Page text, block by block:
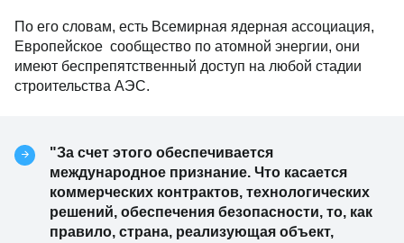
По его словам, есть Всемирная ядерная ассоциация,
Европейское сообщество по атомной энергии, они
имеют беспрепятственный доступ на любой стадии
строительства АЭС.
"За счет этого обеспечивается
международное признание. Что касается
коммерческих контрактов, технологических
решений, обеспечения безопасности, то, как
правило, страна, реализующая объект,